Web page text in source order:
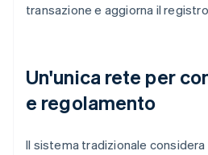
transazione e aggiorna il
Un'unica rete per
e regolamento
Il sistema tradizionale